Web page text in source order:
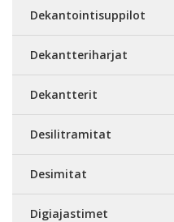
Dekantointisuppilot
Dekantteriharjat
Dekantterit
Desilitramitat
Desimitat
Digiajastimet